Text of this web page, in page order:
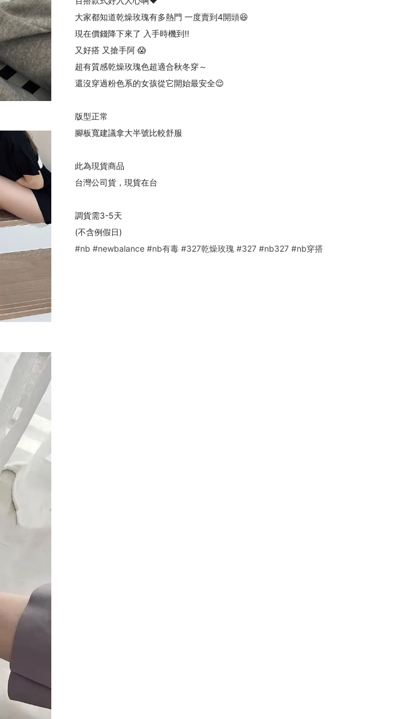
大家都知道乾燥玫瑰有多熱門 一度賣到4開頭😆
現在價錢降下來了 入手時機到!!
又好搭 又搶手阿 😱
超有質感乾燥玫瑰色超適合秋冬穿～
還沒穿過粉色系的女孩從它開始最安全😌
版型正常
腳板寬建議拿大半號比較舒服
此為現貨商品
台灣公司貨，現貨在台
調貨需3-5天
(不含例假日)
#nb #newbalance #nb有毒 #327乾燥玫瑰 #327 #nb327 #nb穿搭